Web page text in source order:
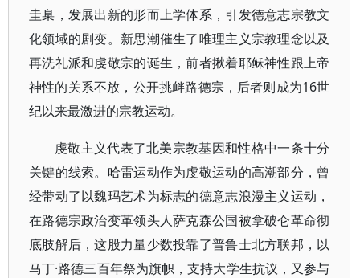
圭臬，发展出新的形而上学体系，引发德意志宗教文
化领域的剧变。新思潮催生了唯理主义宗教理念以及
再洗礼派和虔敬宗的诞生，前者揪着耶稣神性跟上帝
神性的关系不放，公开挑衅路德宗，后者则成为16世
纪以来最激进的宗教运动。
虔敬主义代表了北美宗教基因和性格中一条十分
关键的线索。哈雷运动作为虔敬运动的高潮部分，曾
经带动了以魏玛艺术为标志的德意志浪漫主义运动，
在路德宗政治变革领头人萨克森公国被拿破仑革命彻
底肢解后，这股力量少数投靠了普鲁士北方联邦，以
马丁·路德三百年祭为旗帜，支持大学生抗议，又参与